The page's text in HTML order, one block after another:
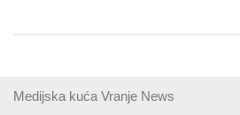
Medijska kuća Vranje News